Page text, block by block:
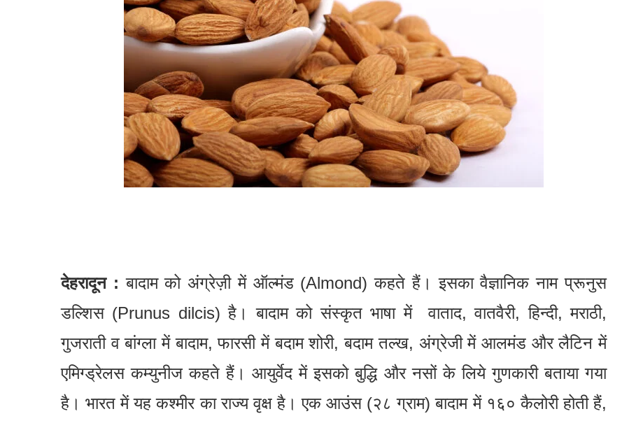
देहरादून : बादाम को अंग्रेज़ी में ऑल्मंड (Almond) कहते हैं। इसका वैज्ञानिक नाम प्रूनुस
डल्शिस (Prunus dilcis) है। बादाम को संस्कृत भाषा में वाताद, वातवैरी, हिन्दी, मराठी,
गुजराती व बांग्ला में बादाम, फारसी में बदाम शोरी, बदाम तल्ख, अंग्रेजी में आलमंड और लैटिन में
एमिग्ड्रेलस कम्युनीज कहते हैं। आयुर्वेद में इसको बुद्धि और नसों के लिये गुणकारी बताया गया
है। भारत में यह कश्मीर का राज्य वृक्ष है। एक आउंस (२८ ग्राम) बादाम में १६० कैलोरी होती हैं,